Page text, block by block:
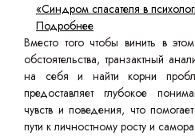
«Синдром спасателя в
Подробнее
Вместо того чтобы винить в
обстоятельства, транзактный
на себя и найти корни
предоставляет глубокое
чувств и поведения, что
пути к личностному росту и